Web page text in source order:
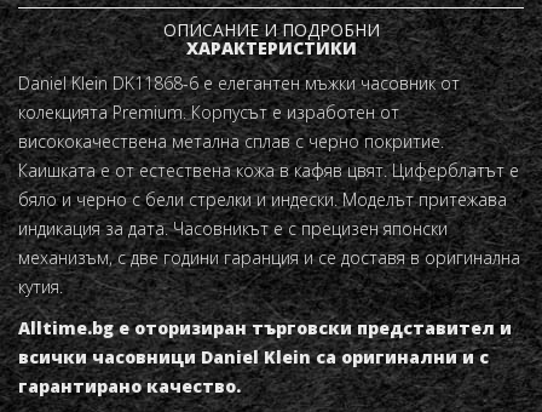
ОПИСАНИЕ И ПОДРОБНИ
ХАРАКТЕРИСТИКИ
Daniel Klein DK11868-6 е елегантен мъжки часовник от
колекцията Premium. Корпусът е изработен от
висококачествена метална сплав с черно покритие.
Каишката е от естествена кожа в кафяв цвят. Циферблатът е
бяло и черно с бели стрелки и индески. Моделът притежава
индикация за дата. Часовникът е с прецизен японски
механизъм, с две години гаранция и се доставя в оригинална
кутия.
Alltime.bg е оторизиран търговски представител и
всички часовници Daniel Klein са оригинални и с
гарантирано качество.